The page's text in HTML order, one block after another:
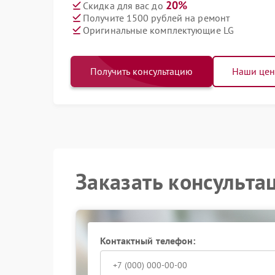
Скидка для вас до 20%
Получите 1500 рублей на ремонт
Оригинальные комплектующие LG
Получить консультацию Наши
Заказать
Контактный телефон: